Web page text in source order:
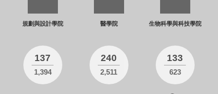
137
1,394
規劃與設計學院
240
2,511
醫學院
133
623
生物科學與科技學院